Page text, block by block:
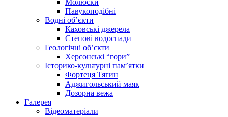
Молюски
Павукоподібні
Водні об’єкти
Каховські джерела
Степові водоспади
Геологічні об’єкти
Херсонські “гори”
Історико-культурні пам’ятки
Фортеця Тягин
Аджигольський маяк
Дозорна вежа
Галерея
Відеоматеріали